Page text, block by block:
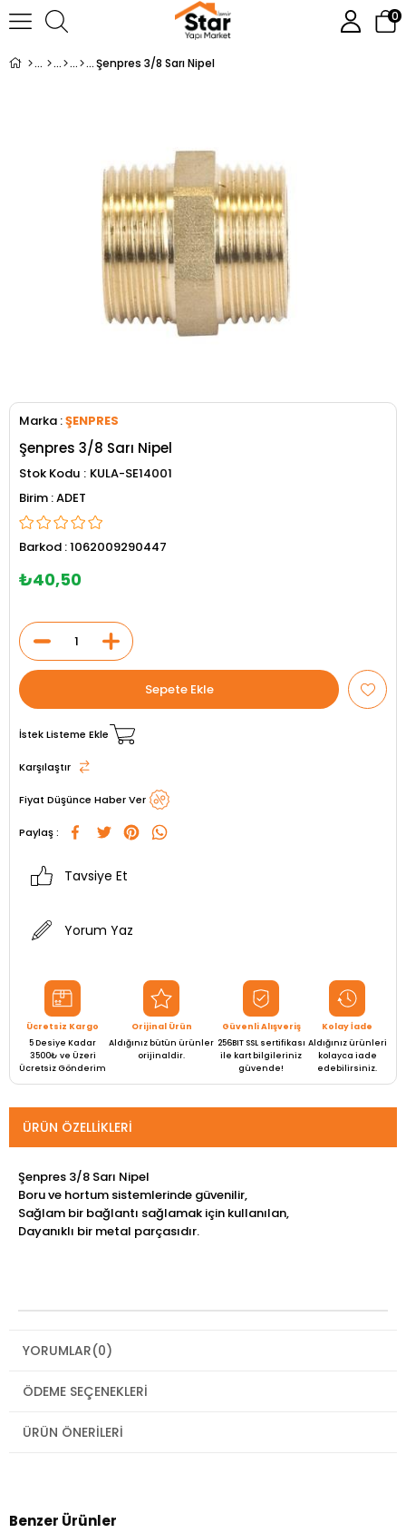
0
Şenpres 3/8 Sarı Nipel
Marka :ŞENPRES
Şenpres 3/8 Sarı Nipel
Stok Kodu
KULA-SE14001
ADET
Barkod :1062009290447
₺40,50
İstek Listeme Ekle
Karşılaştır
Fiyat Düşünce Haber Ver
Paylaş :
Tavsiye Et
Yorum Yaz
Ücretsiz Kargo
5 Desiye Kadar
3500₺ ve Üzeri
Ücretsiz Gönderim
Orijinal Ürün
Aldığınız bütün ürünler
orijinaldir.
Güvenli Alışveriş
256BIT SSL sertifikası
ile kart bilgileriniz
güvende!
Kolay İade
Aldığınız ürünleri
kolayca iade
edebilirsiniz.
ÜRÜN ÖZELLIKLERI
Şenpres 3/8 Sarı Nipel
Boru ve hortum sistemlerinde güvenilir,
Sağlam bir bağlantı sağlamak için kullanılan,
Dayanıklı bir metal parçasıdır.
YORUMLAR(0)
ÖDEME SEÇENEKLERI
ÜRÜN ÖNERILERI
Benzer Ürünler